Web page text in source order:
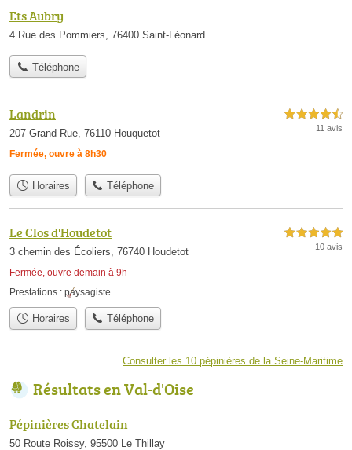
Ets Aubry
4 Rue des Pommiers, 76400 Saint-Léonard
Téléphone
Landrin
207 Grand Rue, 76110 Houquetot
Fermée, ouvre à 8h30
4,5 étoiles sur 5
11 avis
Horaires Téléphone
Le Clos d'Houdetot
3 chemin des Écoliers, 76740 Houdetot
Fermée, ouvre demain à 9h
5,0 étoiles sur 5
10 avis
Prestations : paysagiste
Horaires Téléphone
Consulter les 10 pépinières de la Seine-Maritime
Résultats en Val-d'Oise
Pépinières Chatelain
50 Route Roissy, 95500 Le Thillay